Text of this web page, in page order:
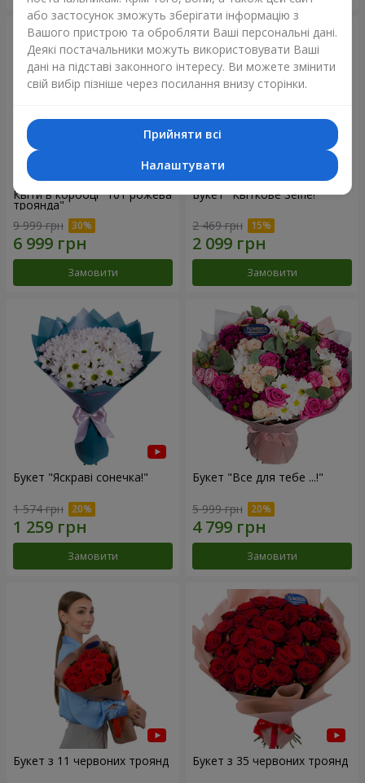
Квіти в коробці "101 рожева
троянда"
9 999 грн
Замовити
Букет "Квіткове Selfie!"
2 469 грн
Замовити
Букет "Яскраві сонечка!"
1 574 грн
Замовити
Букет "Все для тебе ...!"
5 999 грн
Замовити
Букет з 11 червоних троянд Букет з 35 червоних троянд
або застосунок зможуть зберігати інформацію з
Вашого пристрою та обробляти Ваші персональні дані.
Деякі постачальники можуть використовувати Ваші
дані на підставі законного інтересу. Ви можете змінити
свій вибір пізніше через посилання внизу сторінки.
Прийняти всі
Налаштувати